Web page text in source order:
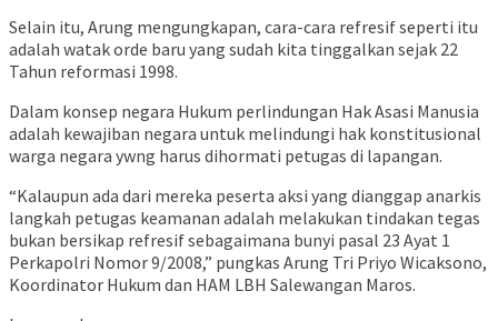
Selain itu, Arung mengungkapan, cara-cara refresif seperti itu
adalah watak orde baru yang sudah kita tinggalkan sejak 22
Tahun reformasi 1998.
Dalam konsep negara Hukum perlindungan Hak Asasi Manusia
adalah kewajiban negara untuk melindungi hak konstitusional
warga negara ywng harus dihormati petugas di lapangan.
“Kalaupun ada dari mereka peserta aksi yang dianggap anarkis
langkah petugas keamanan adalah melakukan tindakan tegas
bukan bersikap refresif sebagaimana bunyi pasal 23 Ayat 1
Perkapolri Nomor 9/2008,” pungkas Arung Tri Priyo Wicaksono,
Koordinator Hukum dan HAM LBH Salewangan Maros.